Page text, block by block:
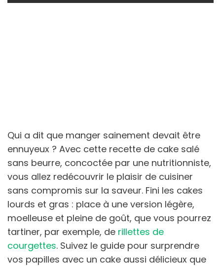
Qui a dit que manger sainement devait être
ennuyeux ? Avec cette recette de cake salé
sans beurre, concoctée par une nutritionniste,
vous allez redécouvrir le plaisir de cuisiner
sans compromis sur la saveur. Fini les cakes
lourds et gras : place à une version légère,
moelleuse et pleine de goût, que vous pourrez
tartiner, par exemple, de rillettes de
courgettes. Suivez le guide pour surprendre
vos papilles avec un cake aussi délicieux que